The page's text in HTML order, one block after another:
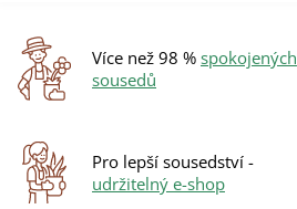
d
a
r
Více než 98 % spokojených
sousedů
Pro lepší sousedství -
udržitelný e-shop